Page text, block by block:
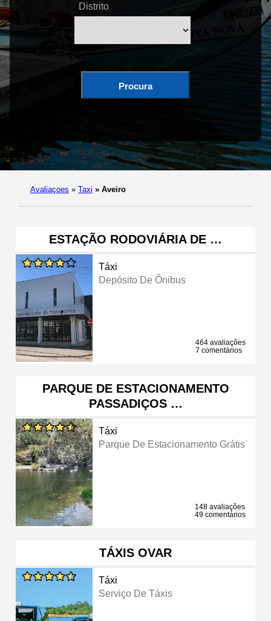
Distrito
Procura
Avaliaçoes » Taxi » Aveiro
ESTAÇÃO RODOVIÁRIA DE …
Táxi
Depósito De Ônibus
464 avaliações
7 comentários
PARQUE DE ESTACIONAMENTO
PASSADIÇOS …
Táxi
Parque De Estacionamento Grátis
148 avaliações
49 comentários
TÁXIS OVAR
Táxi
Serviço De Táxis